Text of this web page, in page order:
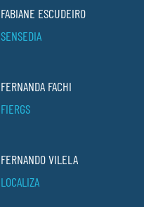
FABIANE ESCUDEIRO
SENSEDIA
FERNANDA FACHI
FIERGS
FERNANDO VILELA
LOCALIZA